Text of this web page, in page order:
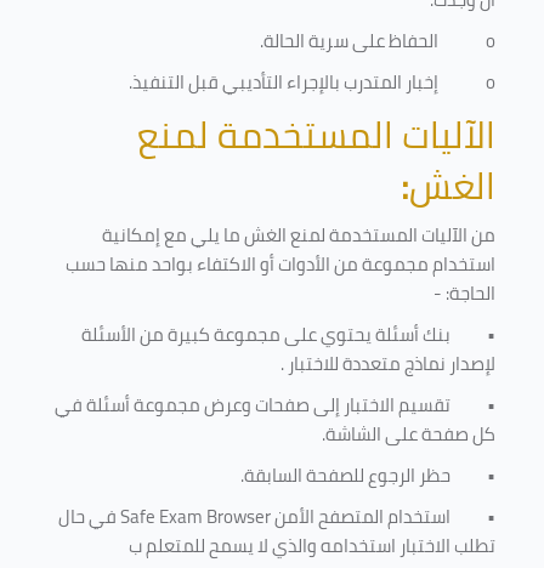
o
الحفاظ على سرية الحالة.
o
إخبار المتدرب بالإجراء التأديبي قبل التنفيذ.
الآليات المستخدمة لمنع
الغش:
من الآليات المستخدمة لمنع الغش ما يلي مع إمكانية
استخدام مجموعة من الأدوات أو الاكتفاء بواحد منها حسب
الحاجة: -
• بنك أسئلة يحتوي على مجموعة كبيرة من الأسئلة
لإصدار نماذج متعددة للاختبار.
• تقسيم الاختبار إلى صفحات وعرض مجموعة أسئلة في
كل صفحة على الشاشة.
• حظر الرجوع للصفحة السابقة.
• استخدام المتصفح الأمنSafe Exam Browserفي حال
تطلب الاختبار استخدامه والذي لا يسمح للمتعلم ب